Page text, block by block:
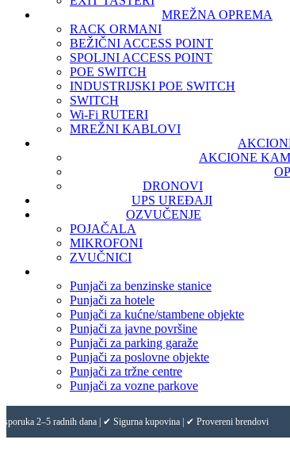
MREŽNA OPREMA
RACK ORMANI
BEŽIČNI ACCESS POINT
SPOLJNI ACCESS POINT
POE SWITCH
INDUSTRIJSKI POE SWITCH
SWITCH
Wi-Fi RUTERI
MREŽNI KABLOVI
AKCIONE
DRONOVI
UPS UREĐAJI
OZVUČENJE
POJAČALA
MIKROFONI
ZVUČNICI
Punjači za benzinske stanice
Punjači za hotele
Punjači za kućne/stambene objekte
Punjači za javne površine
Punjači za parking garaže
Punjači za poslovne objekte
Punjači za tržne centre
Punjači za vozne parkove
2–5 radnih dana | ✔ Sigurna kupovina | ✔ Provereni brendovi